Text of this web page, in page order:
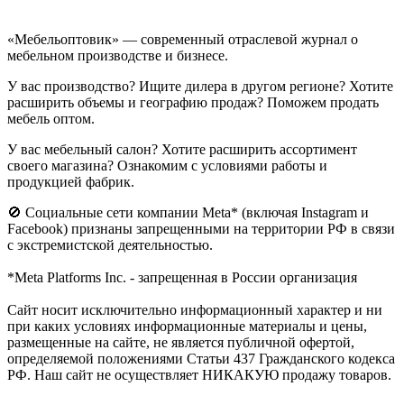
«Мебельоптовик» — современный отраслевой журнал о
мебельном производстве и бизнесе.
У вас производство? Ищите дилера в другом регионе? Хотите
расширить объемы и географию продаж? Поможем продать
мебель оптом.
У вас мебельный салон? Хотите расширить ассортимент
своего магазина? Ознакомим с условиями работы и
продукцией фабрик.
🚫 Социальные сети компании Meta* (включая Instagram и
Facebook) признаны запрещенными на территории РФ в связи
с экстремистской деятельностью.
*Meta Platforms Inc. - запрещенная в России организация
Cайт носит исключительно информационный характер и ни
при каких условиях информационные материалы и цены,
размещенные на сайте, не является публичной офертой,
определяемой положениями Статьи 437 Гражданского кодекса
РФ. Наш сайт не осуществляет НИКАКУЮ продажу товаров.